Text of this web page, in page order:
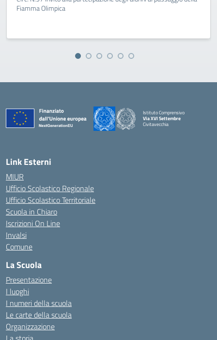
Fiamma Olimpica
Istituto Comprensivo
Via XVI Settembre
Civitavecchia
Link Esterni
MIUR
Ufficio Scolastico Regionale
Ufficio Scolastico Territoriale
Scuola in Chiaro
Iscrizioni On Line
Invalsi
Comune
La Scuola
Presentazione
I luoghi
I numeri della scuola
Le carte della scuola
Organizzazione